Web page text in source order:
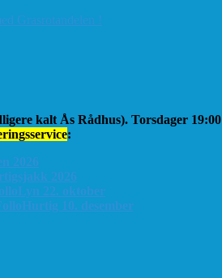
kalt Ås Rådhus). Torsdager 19:00
:
2026
2026
22. oktober
10. desember